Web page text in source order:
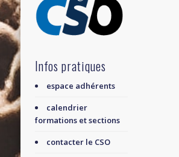
Infos pratiques
espace adhérents
calendrier
formations et sections
contacter le CSO